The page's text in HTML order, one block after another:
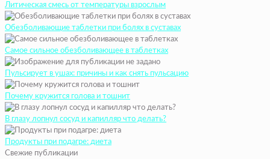
Литическая смесь от температуры взрослым
Обезболивающие таблетки при болях в суставах
Самое сильное обезболивающее в таблетках
Пульсирует в ушах: причины и как снять пульсацию
Почему кружится голова и тошнит
В глазу лопнул сосуд и капилляр что делать?
Продукты при подагре: диета
Свежие публикации